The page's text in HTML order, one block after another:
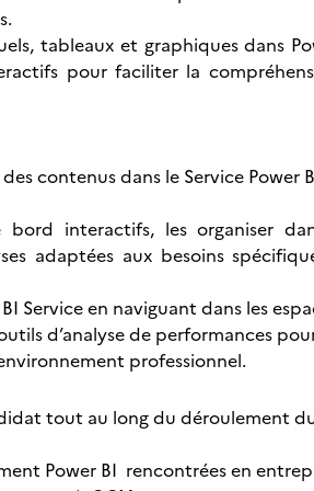
tableaux et graphiques dans
pour faciliter la
contenus dans le Service Power
interactifs, les organiser
adaptées aux besoins
Service en naviguant dans les
d’analyse de performances
professionnel.
tout au long du déroulement
Power BI rencontrées en